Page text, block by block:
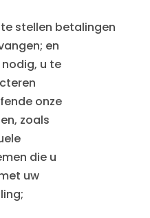
stellen betalingen
en
u te
onze
zoals
die u
uw